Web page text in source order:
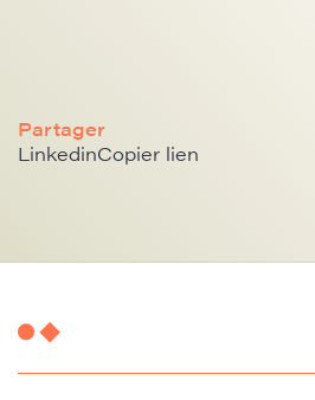
Partager
LinkedinCopier lien